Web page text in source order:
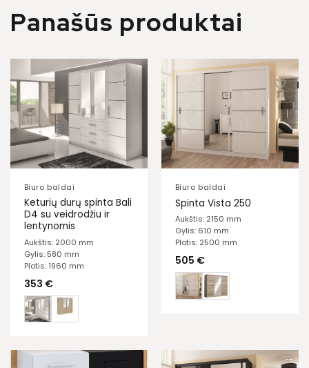
Panašūs produktai
Biuro baldai
Keturių durų spinta Bali
D4 su veidrodžiu ir
lentynomis
Aukštis: 2000 mm
Gylis: 580 mm
Plotis: 1960 mm
353 €
Biuro baldai
Spinta Vista 250
Aukštis: 2150 mm
Gylis: 610 mm
Plotis: 2500 mm
505 €